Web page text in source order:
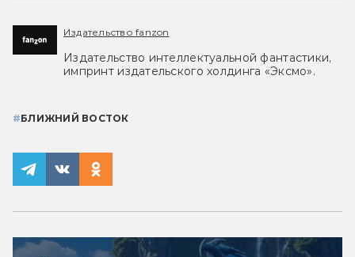
Издательство fanzon
Издательство интеллектуальной фантастики,
импринт издательского холдинга «Эксмо».
#БЛИЖНИЙ ВОСТОК